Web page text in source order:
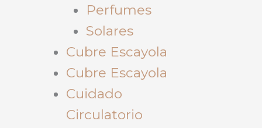
Perfumes
Solares
Cubre Escayola
Cubre Escayola
Cuidado
Circulatorio